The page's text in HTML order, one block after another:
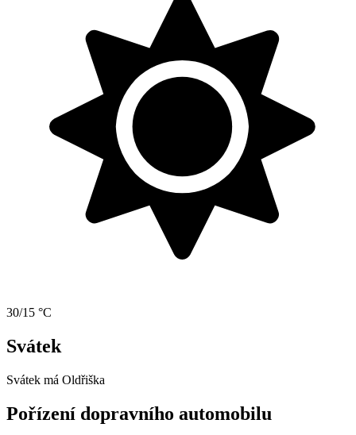
30/15 °C
Svátek
Svátek má Oldřiška
Pořízení dopravního automobilu